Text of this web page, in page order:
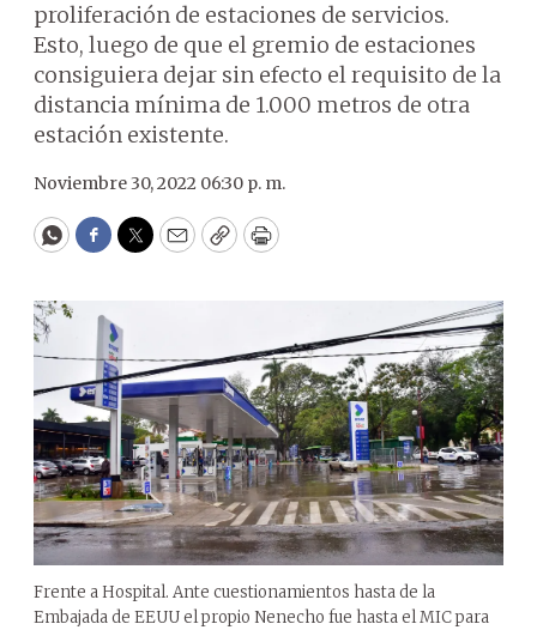
proliferación de estaciones de servicios.
Esto, luego de que el gremio de estaciones
consiguiera dejar sin efecto el requisito de la
distancia mínima de 1.000 metros de otra
estación existente.
Noviembre 30, 2022 06:30 p. m.
WhatsApp
Facebook
Twitter
EmailCopyPrint
Frente a Hospital. Ante cuestionamientos hasta de la
Embajada de EEUU el propio Nenecho fue hasta el MIC para